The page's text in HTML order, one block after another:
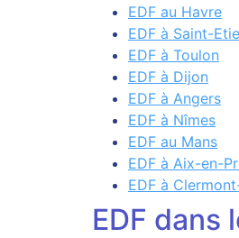
EDF au Havre
EDF à Saint-
EDF à Toulon
EDF à Dijon
EDF à Angers
EDF à Nîmes
EDF au Mans
EDF à Aix-en-
EDF à
EDF